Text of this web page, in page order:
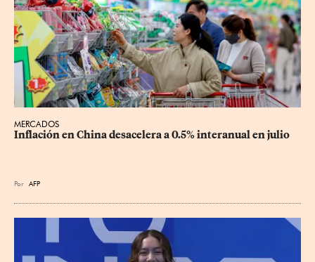
MERCADOS
Inflación en China desacelera a 0.5% interanual en julio
Por AFP